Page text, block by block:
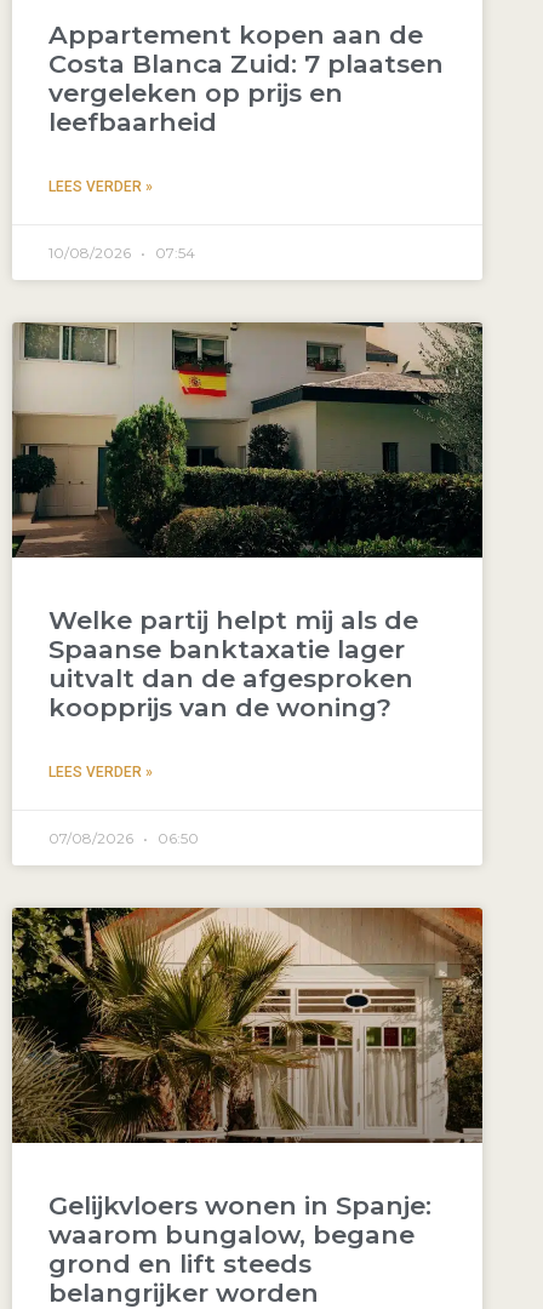
Appartement kopen aan de
Costa Blanca Zuid: 7 plaatsen
vergeleken op prijs en
leefbaarheid
LEES VERDER »
10/08/2026 07:54
Welke partij helpt mij als de
Spaanse banktaxatie lager
uitvalt dan de afgesproken
koopprijs van de woning?
LEES VERDER »
07/08/2026 06:50
Gelijkvloers wonen in Spanje:
waarom bungalow, begane
grond en lift steeds
belangrijker worden